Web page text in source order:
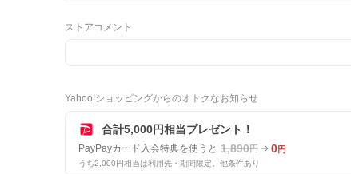
ストアコメント
Yahoo!ショッピングからのオトクなお知らせ
合計5,000円相当プレゼント！
PayPayカード入会特典を使うと 1,890円 0円
うち2,000円相当は利用先・期間限定。他条件あり